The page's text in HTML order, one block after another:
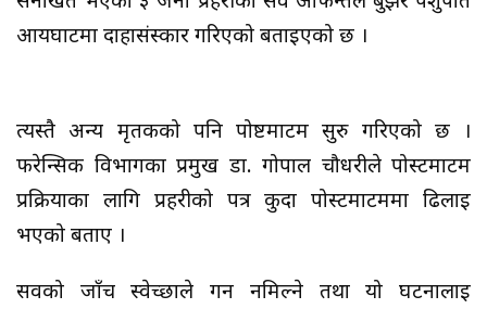
आर्यघाटमा दाहासंस्कार गरिएको बताईएको छ ।
त्यस्तै अन्य मृतकको पनि पोष्टमाटम सुरु गरिएको छ ।
फरेन्सिक विभागका प्रमुख डा. गोपाल चौधरीले पोस्टमार्टम
प्रक्रियाका लागि प्रहरीको पत्र कुर्दा पोस्टमार्टममा ढिलाइ
भएको बताए ।
सवको जाँच स्वेच्छाले गर्न नमिल्ने तथा यो घटनालाई